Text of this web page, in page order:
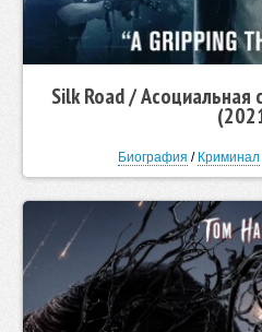
Silk Road / Асоциальная
Биография / Криминал